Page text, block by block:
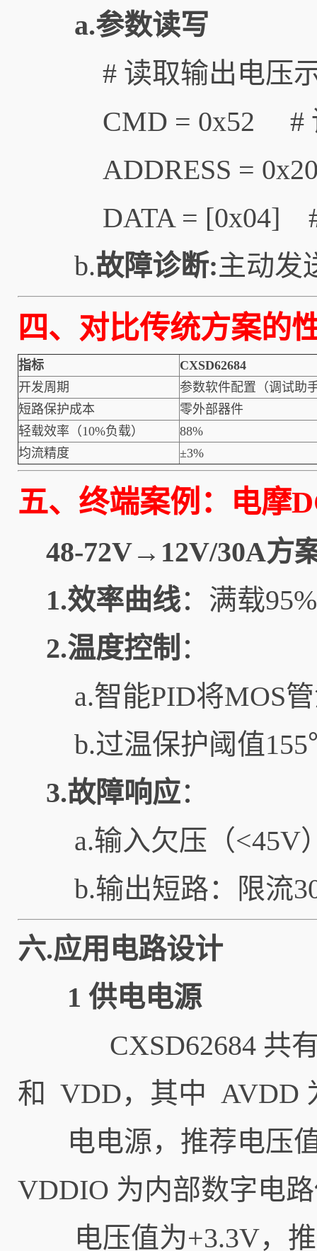
a.参数读写
# 读取输出电压
CMD = 0x52
#
ADDRESS =
DATA = [0x04]
b.故障诊断:主动发
四、对比传统方案的
指标
CXSD62684
开发周期
参数软件配置（调试助
短路保护成本
零外部器件
轻载效率（10%负载）
88%
均流精度
±3%
五、终端案例：电摩
48-72V→12V/30A方
1.效率曲线：满载
2.温度控制 ：
a.智能PID将MOS
b.过温保护阈值
3.故障响应：
a.输入欠压（<45V
b.输出短路：限流
六.应用电路设计
1 供电电源
CXSD62684 共有
和 VDD，其中 AVDD
电电源，推荐电压值
VDDIO 为内部数字电
电压值为+3.3V，推